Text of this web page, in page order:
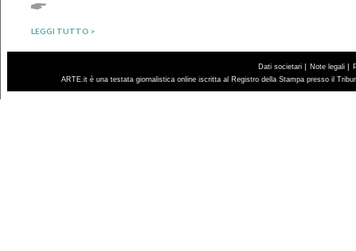
LEGGI TUTTO >
Dati societari | Note legali |
ARTE.it è una testata giornalistica online iscritta al Registro della Stampa presso il